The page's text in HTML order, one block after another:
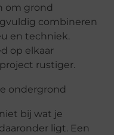
om grond
combineren
en techniek.
op elkaar
rustiger.
ondergrond
bij wat je
ligt. Een